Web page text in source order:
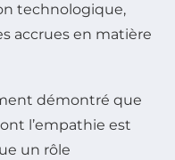
technologique,
accrues en matière
démontré que
l’empathie est
un rôle